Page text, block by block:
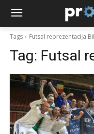
Tags Futsal reprezentacija
Tag: Futsal